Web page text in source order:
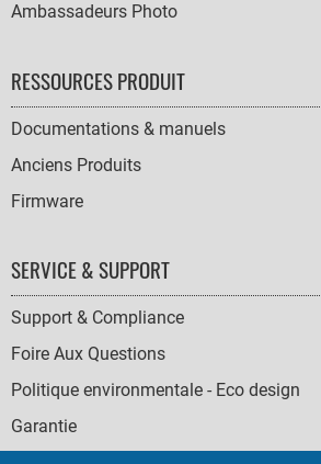
Ambassadeurs Photo
RESSOURCES PRODUIT
Documentations & manuels
Anciens Produits
Firmware
SERVICE & SUPPORT
Support & Compliance
Foire Aux Questions
Politique environmentale - Eco design
Garantie